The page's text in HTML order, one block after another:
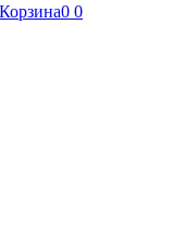
Корзина0 0